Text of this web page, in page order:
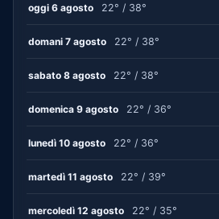
oggi 6 agosto 22° / 38°
domani 7 agosto 22° / 38°
sabato 8 agosto 22° / 38°
domenica 9 agosto 22° / 36°
lunedì 10 agosto 22° / 36°
martedì 11 agosto 22° / 39°
mercoledì 12 agosto 22° / 35°